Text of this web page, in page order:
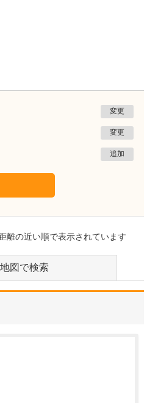
変更
変更
追加
離の近い順で表示されています
地図で検索
リニック
査は、どのようなときに受けるのが望
し上げられな
す。また、健
らかの指摘を